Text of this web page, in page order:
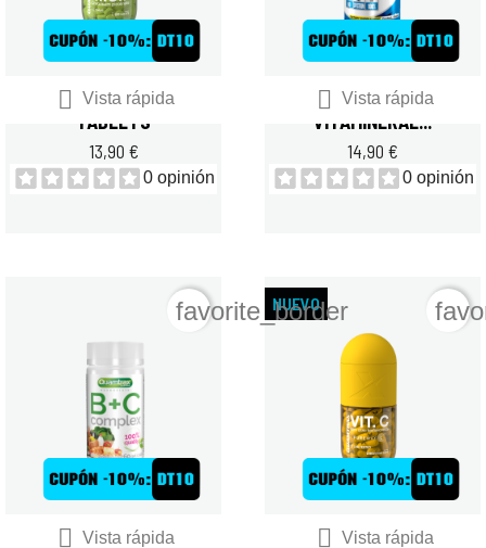
 Vista rápida
QUAMTRAX CHROMIUM 120
TABLETS
13,90 €
0 opinión
 Vista rápida
QUAMTRAX
VITAMINERAL...
14,90 €
0 opinión
 Vista rápida
QUAMTRAX B + C
favorite_border
 Vista rápida
QUAMTRAX VIT. C 90 CAP
NUEVO